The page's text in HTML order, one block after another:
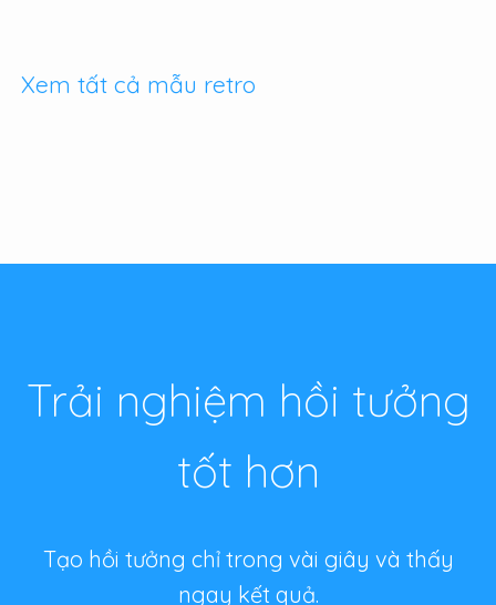
Xem tất cả mẫu retro
Trải nghiệm hồi tưởng
tốt hơn
Tạo hồi tưởng chỉ trong vài giây và thấy
ngay kết quả.